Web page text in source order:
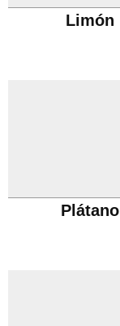
Limón
Plátano